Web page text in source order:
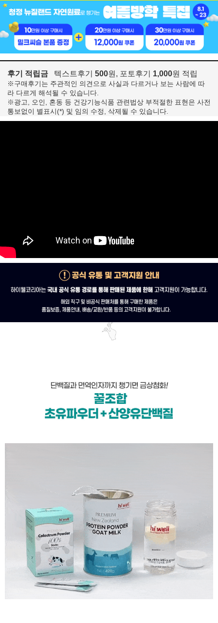
후기 적립금 텍스트후기 500원, 포토후기 1,000원 적립
※구매후기는 주관적인 의견으로 사실과 다르거나 보는 사람에 따
라 다르게 해석될 수 있습니다.
※광고, 오인, 혼동 등 건강기능식품 관련법상 부적절한 표현은 사전
통보없이 별표시(*) 및 임의 수정, 삭제될 수 있습니다.